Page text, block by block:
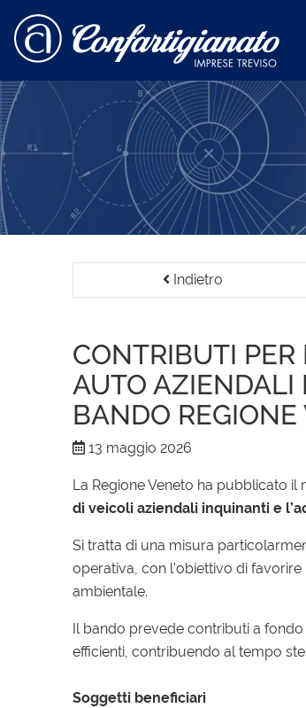
Indietro
CONTRIBUTI
AUTO AZIENDALI
BANDO REGIONE
13 maggio 2026
La Regione Veneto ha pubblicato
di veicoli aziendali inquinanti e
Si tratta di una misura
operativa, con l’obiettivo di
ambientale.
Il bando prevede contributi a
efficienti, contribuendo al tempo
Soggetti beneficiari